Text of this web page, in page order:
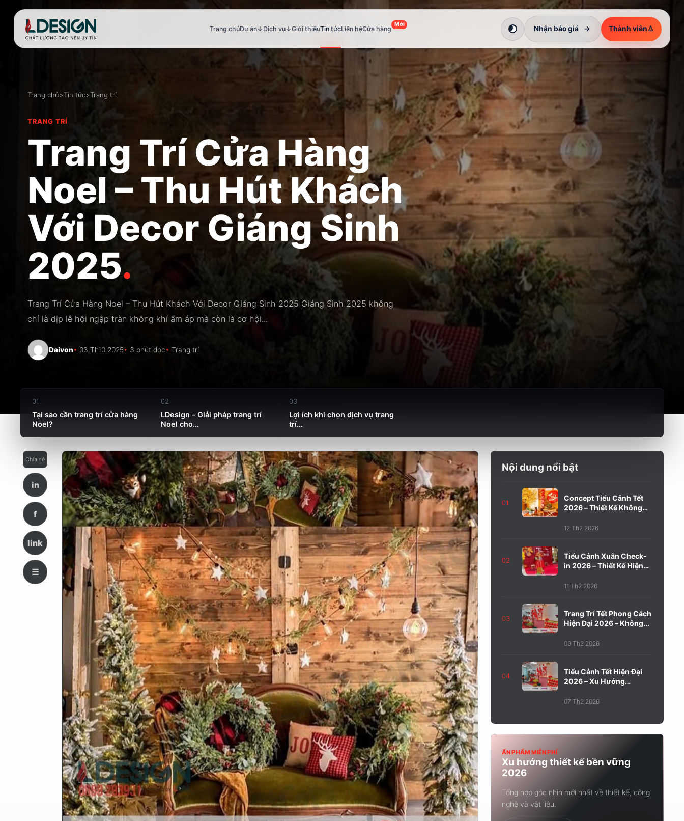
Trang chủDự án↓ Dịch vụ↓Giới thiệuTin tứcLiên hệCửa hàng
Mới
Chuyển sang giao diện tối
Nhận báo giá → Thành viên♙
Trang chủ>Tin tức>Trang trí
TRANG TRÍ
Trang Trí Cửa Hàng
Noel – Thu Hút Khách
Với Decor Giáng Sinh
2025.
Trang Trí Cửa Hàng Noel – Thu Hút Khách Với Decor Giáng Sinh 2025 Giáng Sinh 2025 không
chỉ là dịp lễ hội ngập tràn không khí ấm áp mà còn là cơ hội...
Daivon 03 Th10 2025 3 phút đọc Trang trí
01
Tại sao cần trang trí cửa hàng
Noel?
02
LDesign – Giải pháp trang trí
Noel cho...
03
Lợi ích khi chọn dịch vụ trang
trí...
Chia sẻ
in
f
link
☰
Nội dung nổi bật
01
Concept Tiểu Cảnh Tết
2026 – Thiết Kế Không
12 Th2 2026
02
Tiểu Cảnh Xuân Check-
in 2026 – Thiết Kế Hiện
11 Th2 2026
03
Trang Trí Tết Phong Cách
Hiện Đại 2026 – Không...
09 Th2 2026
04
Tiểu Cảnh Tết Hiện Đại
2026 – Xu Hướng
07 Th2 2026
ẤN PHẨM MIỄN PHÍ
Xu hướng thiết kế bền vững
2026
Tổng hợp góc nhìn mới nhất về thiết kế, công
nghệ và vật liệu.